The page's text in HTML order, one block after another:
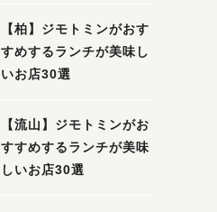
【柏】ジモトミンがおす
すめするランチが美味し
いお店30選
【流山】ジモトミンがお
すすめするランチが美味
しいお店30選